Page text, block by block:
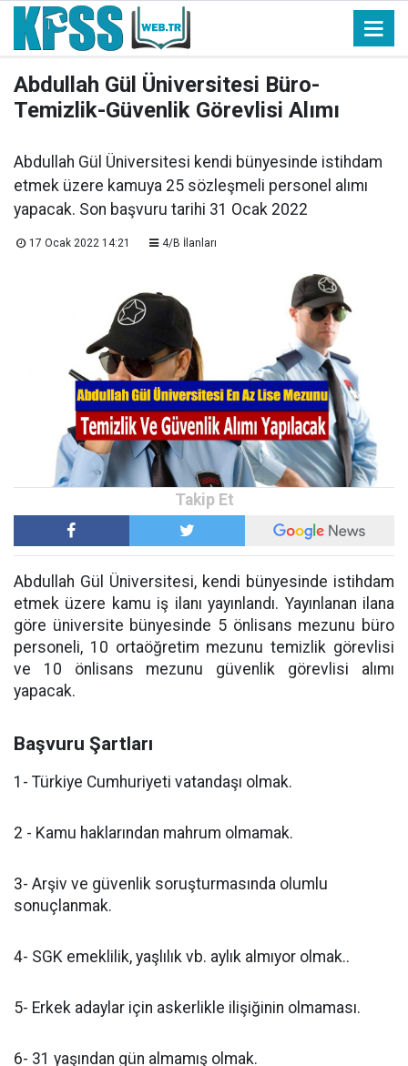
Abdullah Gül Üniversitesi Büro-
Temizlik-Güvenlik Görevlisi Alımı
Abdullah Gül Üniversitesi kendi bünyesinde istihdam
etmek üzere kamuya 25 sözleşmeli personel alımı
yapacak. Son başvuru tarihi 31 Ocak 2022
17 Ocak 2022 14:21 4/B İlanları
Abdullah Gül Üniversitesi, kendi bünyesinde istihdam
etmek üzere kamu iş ilanı yayınlandı. Yayınlanan ilana
göre üniversite bünyesinde 5 önlisans mezunu büro
personeli, 10 ortaöğretim mezunu temizlik görevlisi
ve 10 önlisans mezunu güvenlik görevlisi alımı
yapacak.
Başvuru Şartları
1- Türkiye Cumhuriyeti vatandaşı olmak.
2 - Kamu haklarından mahrum olmamak.
3- Arşiv ve güvenlik soruşturmasında olumlu
sonuçlanmak.
4- SGK emeklilik, yaşlılık vb. aylık almıyor olmak..
5- Erkek adaylar için askerlikle ilişiğinin olmaması.
6- 31 yaşından gün almamış olmak.